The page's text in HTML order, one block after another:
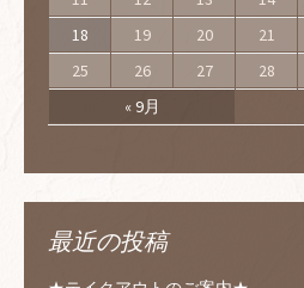
« 9月
18
19 20 21
25
26 27 28
最近の投稿